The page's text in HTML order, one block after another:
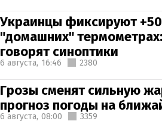
Украинцы фиксируют +50
"домашних"
говорят синоптики
6 августа, 16:46 2380
Грозы сменят сильную
прогноз погоды на
6 августа, 08:00 3359